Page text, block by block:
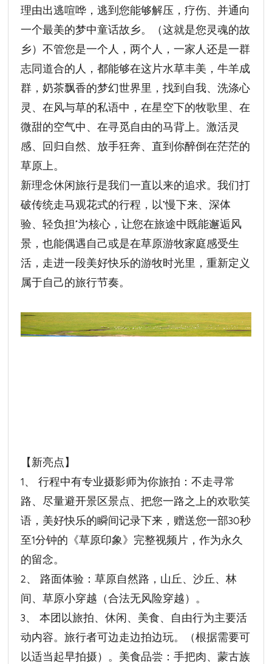
理由出逃喧哗，逃到您能够解压，疗伤、并通向
一个最美的梦中童话故乡。（这就是您灵魂的故
乡）不管您是一个人，两个人，一家人还是一群
志同道合的人，都能够在这片水草丰美，牛羊成
群，奶茶飘香的梦幻世界里，找到自我、洗涤心
灵、在风与草的私语中，在星空下的牧歌里、在
微甜的空气中、在寻觅自由的马背上。激活灵
感、回归自然、放手狂奔、直到你醉倒在茫茫的
草原上。
新理念休闲旅行是我们一直以来的追求。我们打
破传统走马观花式的行程，以“慢下来、深体
验、轻负担”为核心，让您在旅途中既能邂逅风
景，也能偶遇自己或是在草原游牧家庭感受生
活，走进一段美好快乐的游牧时光里，重新定义
属于自己的旅行节奏。
【新亮点】
1、 行程中有专业摄影师为你旅拍：不走寻常
路、尽量避开景区景点、把您一路之上的欢歌笑
语，美好快乐的瞬间记录下来，赠送您一部30秒
至1分钟的《草原印象》完整视频片，作为永久
的留念。
2、 路面体验：草原自然路，山丘、沙丘、林
间、草原小穿越（合法无风险穿越）。
3、 本团以旅拍、休闲、美食、自由行为主要活
动内容。旅行者可边走边拍边玩。（根据需要可
以适当起早拍摄）。美食品尝：手把肉、蒙古族